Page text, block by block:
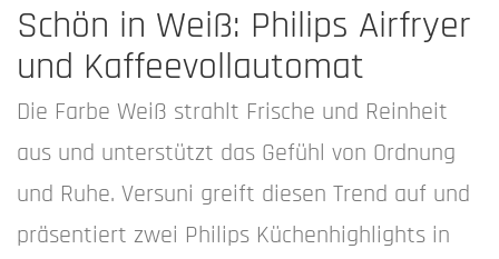
Schön in Weiß: Philips Airfryer
und Kaffeevollautomat
Die Farbe Weiß strahlt Frische und Reinheit
aus und unterstützt das Gefühl von Ordnung
und Ruhe. Versuni greift diesen Trend auf und
präsentiert zwei Philips Küchenhighlights in